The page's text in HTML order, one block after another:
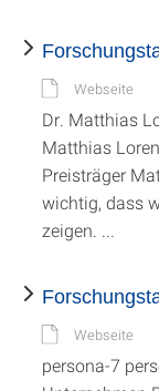
Webseite
Dr. Matthias
Matthias
Preisträger
wichtig, dass
zeigen. ...
Webseite
persona-7